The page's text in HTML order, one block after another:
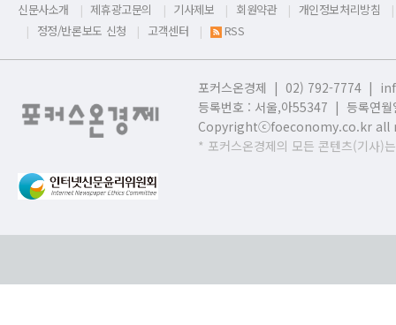
신문사소개 제휴광고문의 기사제보 회원약관
개인정보처리방침
정정/반론보도 신청
고객센터 RSS
포커스온경제 | 02) 792-7774 |
등록번호 : 서울,아55347 | 등록연
Copyrightⓒfoeconomy.co.kr all
* 포커스온경제의 모든 콘텐츠(기사)